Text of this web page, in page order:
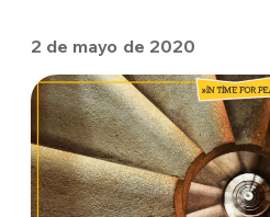
2 de mayo de 2020